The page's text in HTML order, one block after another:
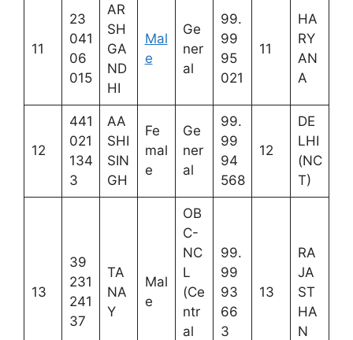
11
23
041
06
015
AR
SH
GA
ND
HI
Mal
e
Ge
ner
al
99.
99
95
021
11
HA
RY
AN
A
12
441
021
134
3
AA
SHI
SIN
GH
Fe
mal
e
Ge
ner
al
99.
99
94
568
12
DE
LHI
(NC
T)
13
39
231
241
37
TA
NA
Y
Mal
e
OB
C-
NC
L
(Ce
ntr
al
99.
99
93
66
3
13
RA
JA
ST
HA
N